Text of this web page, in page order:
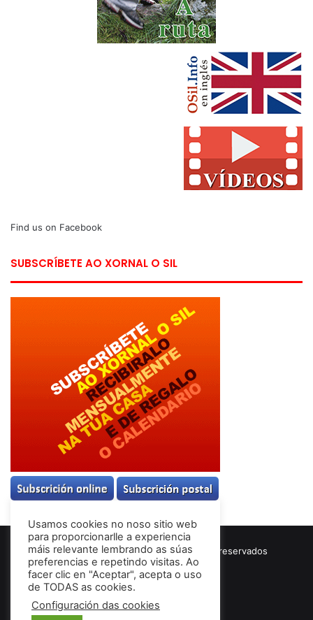
Find us on Facebook
SUBSCRÍBETE AO XORNAL O SIL
© Copyright 2026, Todos los derechos reservados
Términos & Condiciones
Usamos cookies no noso sitio web
para proporcionarlle a experiencia
máis relevante lembrando as súas
preferencias e repetindo visitas. Ao
facer clic en "Aceptar", acepta o uso
de TODAS as cookies.
Configuración das cookies